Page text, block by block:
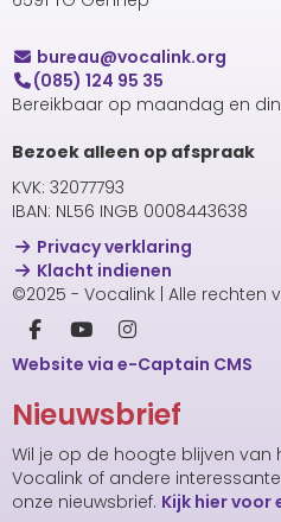
uaerub@vocalink.org
(085) 124 95 35
Bereikbaar op maandag en
Bezoek alleen op afspraak
KVK: 32077793
IBAN: NL56 INGB 0008443638
Privacy verklaring
Klacht indienen
©2025 - Vocalink | Alle rechten
Website via e-Captain CMS
Nieuwsbrief
Wil je op de hoogte blijven van
Vocalink of andere
onze nieuwsbrief. Kijk hier voor